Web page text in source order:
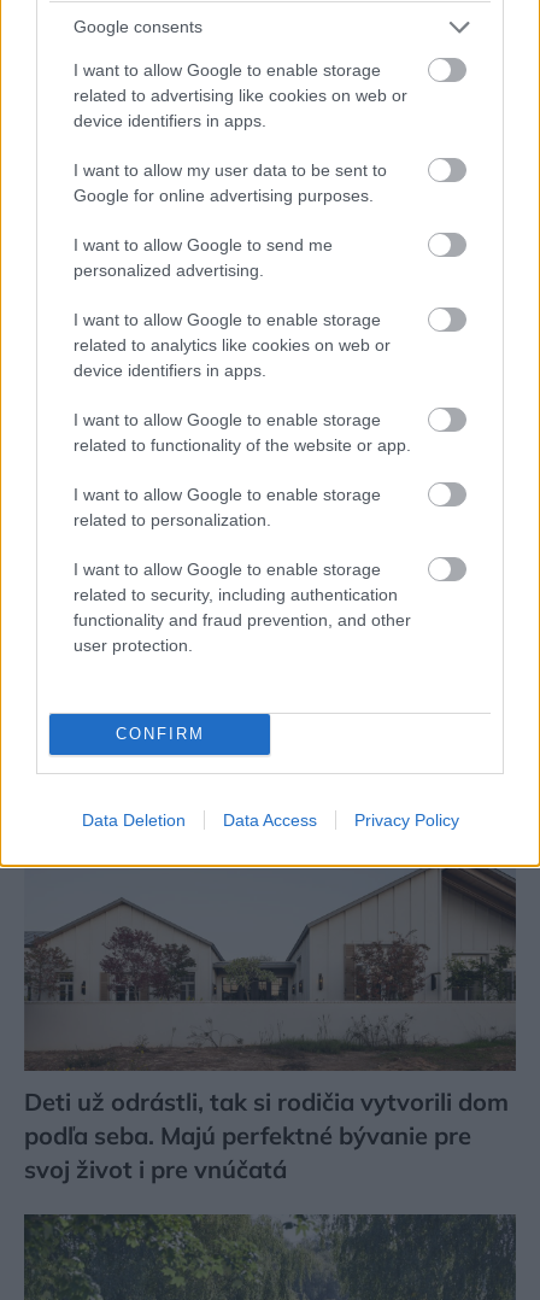
Google consents
I want to allow Google to enable storage
related to advertising like cookies on web or
device identifiers in apps.
I want to allow my user data to be sent to
Google for online advertising purposes.
I want to allow Google to send me
personalized advertising.
I want to allow Google to enable storage
related to analytics like cookies on web or
device identifiers in apps.
I want to allow Google to enable storage
related to functionality of the website or app.
I want to allow Google to enable storage
related to personalization.
I want to allow Google to enable storage
related to security, including authentication
functionality and fraud prevention, and other
user protection.
CONFIRM
Data Deletion Data Access Privacy Policy
Sabína Zavarská
Foto: Nina Eminagic
Kategória: Navrhovanie interiéru
vintage štýl zmena dispozície
Deti už odrástli, tak si rodičia vytvorili dom
podľa seba. Majú perfektné bývanie pre
svoj život i pre vnúčatá